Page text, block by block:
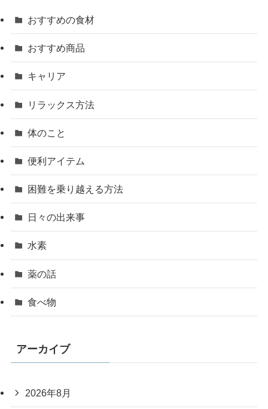
おすすめの食材
おすすめ商品
キャリア
リラックス方法
体のこと
便利アイテム
困難を乗り越える方法
日々の出来事
水素
薬の話
食べ物
アーカイブ
2026年8月